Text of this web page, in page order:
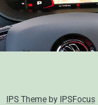
IPS Themeby IPSFocus